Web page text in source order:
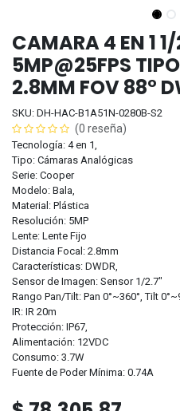
CAMARA 4 EN 1
5MP@25FPS
2.8MM FOV 88°
SKU: DH-HAC-B1A51N-0280B-S2
(0 reseña)
Tecnología: 4 en 1,
Tipo: Cámaras Analógicas
Serie: Cooper
Modelo: Bala,
Material: Plástica
Resolución: 5MP
Lente: Lente Fijo
Distancia Focal: 2.8mm
Características: DWDR,
Sensor de Imagen: Sensor 1/2.7"
Rango Pan/Tilt: Pan 0°~360°, Tilt
IR: IR 20m
Protección: IP67,
Alimentación: 12VDC
Consumo: 3.7W
Fuente de Poder Mínima: 0.74A